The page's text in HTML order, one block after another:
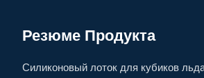
Резюме Продукта
Силиконовый лоток для кубиков